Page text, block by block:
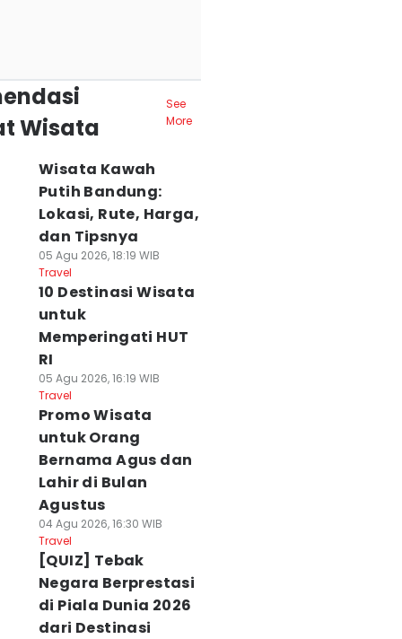
Wisata
See
More
Wisata Kawah
Putih Bandung:
Lokasi, Rute, Harga,
dan Tipsnya
05 Agu 2026, 18:19 WIB
Travel
10 Destinasi Wisata
untuk
Memperingati HUT
RI
05 Agu 2026, 16:19 WIB
Travel
Promo Wisata
untuk Orang
Bernama Agus dan
Lahir di Bulan
Agustus
04 Agu 2026, 16:30 WIB
Travel
[QUIZ] Tebak
Negara Berprestasi
di Piala Dunia 2026
dari Destinasi